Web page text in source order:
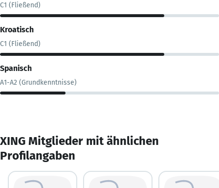
C1 (Fließend)
Kroatisch
C1 (Fließend)
Spanisch
A1-A2 (Grundkenntnisse)
XING Mitglieder mit ähnlichen
Profilangaben